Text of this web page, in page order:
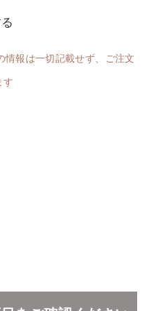
情報は一切記載せず、ご注文
す